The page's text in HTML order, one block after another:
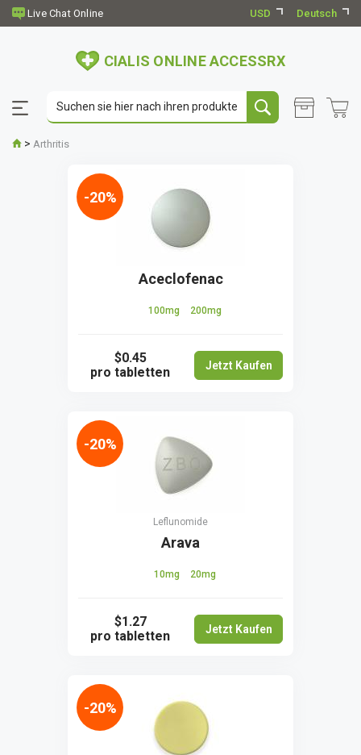
USD Deutsch
CIALIS ONLINE ACCESSRX
> Arthritis
Aceclofenac
100mg 200mg
$0.45
pro tabletten
Jetzt Kaufen
-20%
Leflunomide
Arava
10mg 20mg
$1.27
pro tabletten
Jetzt Kaufen
-20%
-20%